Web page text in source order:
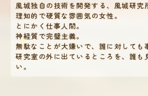
風城独自の技術を開発する、風城研究
理知的で硬質な雰囲気の女性。
とにかく仕事人間。
神経質で完璧主義。
無駄なことが大嫌いで、誰に対しても
研究室の外に出ているところを、誰も
い。